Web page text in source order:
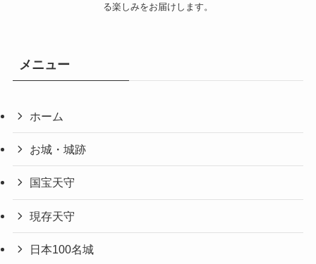
る楽しみをお届けします。
メニュー
ホーム
お城・城跡
国宝天守
現存天守
日本100名城